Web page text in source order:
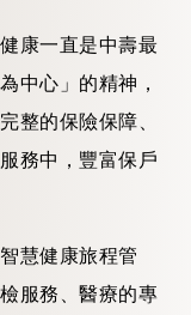
康一直是中壽最
中心」的精神，
整的保險保障、
務中，豐富保戶
慧健康旅程管
服務、醫療的專